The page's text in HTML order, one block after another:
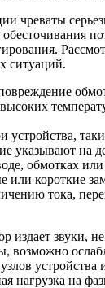
чреваты
ситуаций.
указывают на
обмотках
или короткие
тока,
издает звуки,
возможно
устройства
нагрузка на